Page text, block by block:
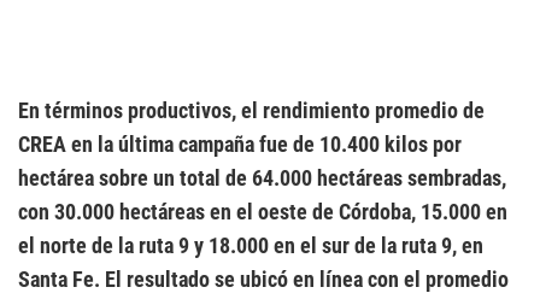
En términos productivos, el rendimiento promedio de
CREA en la última campaña fue de 10.400 kilos por
hectárea sobre un total de 64.000 hectáreas sembradas,
con 30.000 hectáreas en el oeste de Córdoba, 15.000 en
el norte de la ruta 9 y 18.000 en el sur de la ruta 9, en
Santa Fe. El resultado se ubicó en línea con el promedio